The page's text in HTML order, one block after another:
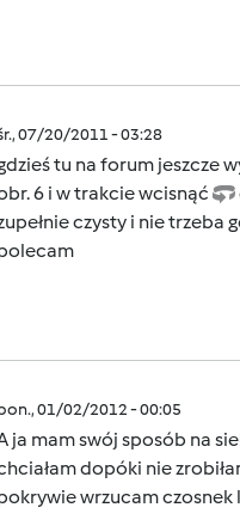
07/20/2011 - 03:28
tu na forum jeszcze
6 i w trakcie wcisnąć
czysty i nie trzeba
01/02/2012 - 00:05
ja mam swój sposób na
dopóki nie
wrzucam